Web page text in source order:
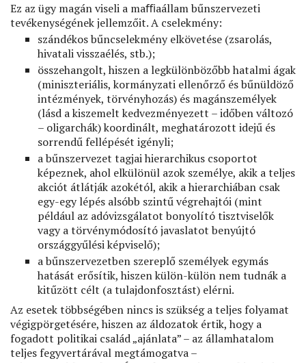
Ez az ügy magán viseli a maﬃaállam bűnszervezeti
tevékenységének jellemzőit. A cselekmény:
szándékos bűncselekmény elkövetése (zsarolás,
hivatali visszaélés, stb.);
összehangolt, hiszen a legkülönbözőbb hatalmi ágak
(miniszteriális, kormányzati ellenőrző és bűnüldöző
intézmények, törvényhozás) és magánszemélyek
(lásd a kiszemelt kedvezményezett – időben változó
– oligarchák) koordinált, meghatározott idejű és
sorrendű fellépését igényli;
a bűnszervezet tagjai hierarchikus csoportot
képeznek, ahol elkülönül azok személye, akik a teljes
akciót átlátják azokétól, akik a hierarchiában csak
egy-egy lépés alsóbb szintű végrehajtói (mint
például az adóvizsgálatot bonyolító tisztviselők
vagy a törvénymódosító javaslatot benyújtó
országgyűlési képviselő);
a bűnszervezetben szereplő személyek egymás
hatását erősítik, hiszen külön-külön nem tudnák a
kitűzött célt (a tulajdonfosztást) elérni.
Az esetek többségében nincs is szükség a teljes folyamat
végigpörgetésére, hiszen az áldozatok értik, hogy a
fogadott politikai család „ajánlata” – az államhatalom
teljes fegyvertárával megtámogatva –